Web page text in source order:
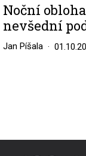
Noční
nevšední
Jan Píšala